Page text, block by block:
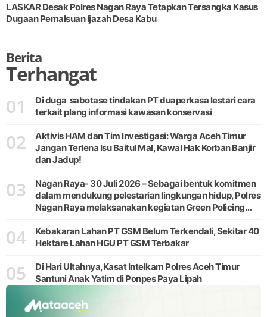
LASKAR Desak Polres Nagan Raya Tetapkan Tersangka Kasus
Dugaan Pemalsuan Ijazah Desa Kabu
Berita
Terhangat
01
Di duga sabotase tindakan PT duaperkasa lestari cara
terkait plang informasi kawasan konservasi
02
Aktivis HAM dan Tim Investigasi: Warga Aceh Timur
Jangan Terlena Isu Baitul Mal, Kawal Hak Korban Banjir
dan Jadup!
03
Nagan Raya- 30 Juli 2026 – Sebagai bentuk komitmen
dalam mendukung pelestarian lingkungan hidup, Polres
Nagan Raya melaksanakan kegiatan Green Policing
Kecamatan Beutong, Kabupaten
04
Kebakaran Lahan PT GSM Belum Terkendali, Sekitar 40
Hektare Lahan HGU PT GSM Terbakar
05
Di Hari Ultahnya,Kasat Intelkam Polres Aceh Timur
Santuni Anak Yatim di Ponpes Paya Lipah